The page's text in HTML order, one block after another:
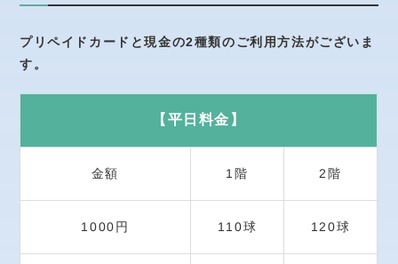
プリペイドカードと現金の2種類のご利用方法がございま
す。
【平日料金】
金額 1階 2階
1000円 110球 120球